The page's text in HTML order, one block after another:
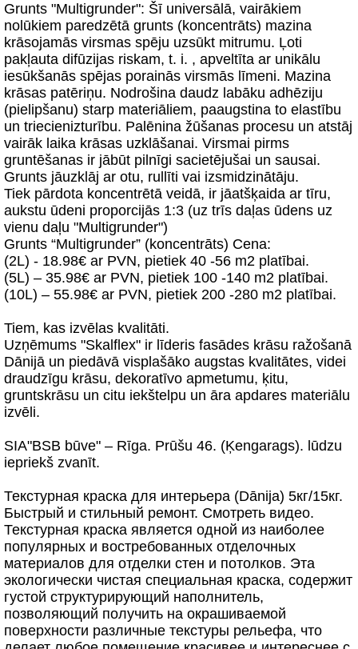
Grunts "Multigrunder": Šī universālā, vairākiem
nolūkiem paredzētā grunts (koncentrāts) mazina
krāsojamās virsmas spēju uzsūkt mitrumu. Ļoti
pakļauta difūzijas riskam, t. i. , apveltīta ar unikālu
iesūkšanās spējas porainās virsmās līmeni. Mazina
krāsas patēriņu. Nodrošina daudz labāku adhēziju
(pielipšanu) starp materiāliem, paaugstina to elastību
un triecienizturību. Palēnina žūšanas procesu un atstāj
vairāk laika krāsas uzklāšanai. Virsmai pirms
gruntēšanas ir jābūt pilnīgi sacietējušai un sausai.
Grunts jāuzklāj ar otu, rullīti vai izsmidzinātāju.
Tiek pārdota koncentrētā veidā, ir jāatšķaida ar tīru,
aukstu ūdeni proporcijās 1:3 (uz trīs daļas ūdens uz
vienu daļu "Multigrunder")
Grunts “Multigrunder” (koncentrāts) Cena:
(2L) - 18.98€ ar PVN, pietiek 40 -56 m2 platībai.
(5L) – 35.98€ ar PVN, pietiek 100 -140 m2 platībai.
(10L) – 55.98€ ar PVN, pietiek 200 -280 m2 platībai.
Tiem, kas izvēlas kvalitāti.
Uzņēmums "Skalflex" ir līderis fasādes krāsu ražošanā
Dānijā un piedāvā visplašāko augstas kvalitātes, videi
draudzīgu krāsu, dekoratīvo apmetumu, ķitu,
gruntskrāsu un citu iekštelpu un āra apdares materiālu
izvēli.
SIA"BSB būve" – Rīga. Prūšu 46. (Ķengarags). lūdzu
iepriekš zvanīt.
Текстурная краска для интерьера (Dānija) 5кг/15кг.
Быстрый и стильный ремонт. Смотреть видео.
Текстурная краска является одной из наиболее
популярных и востребованных отделочных
материалов для отделки стен и потолков. Эта
экологически чистая специальная краска, содержит
густой структурирующий наполнитель,
позволяющий получить на окрашиваемой
поверхности различные текстуры рельефа, что